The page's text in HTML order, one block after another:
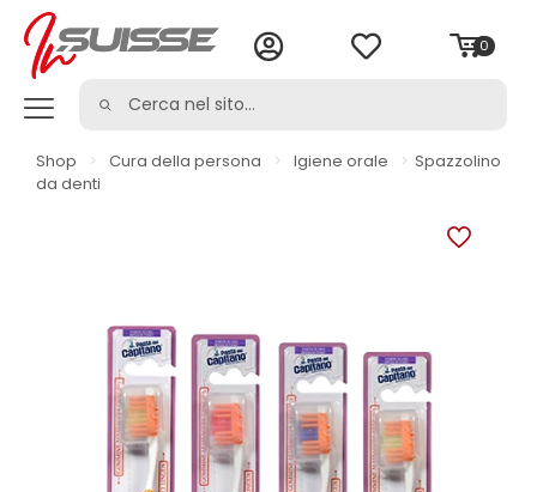
0
Shop > Cura della persona > Igiene orale > Spazzolino
da denti